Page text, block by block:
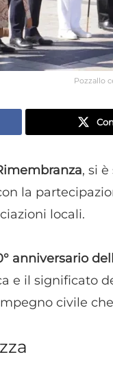
Pozzallo
, si
la
locali.
anniversario
e il significato
civile